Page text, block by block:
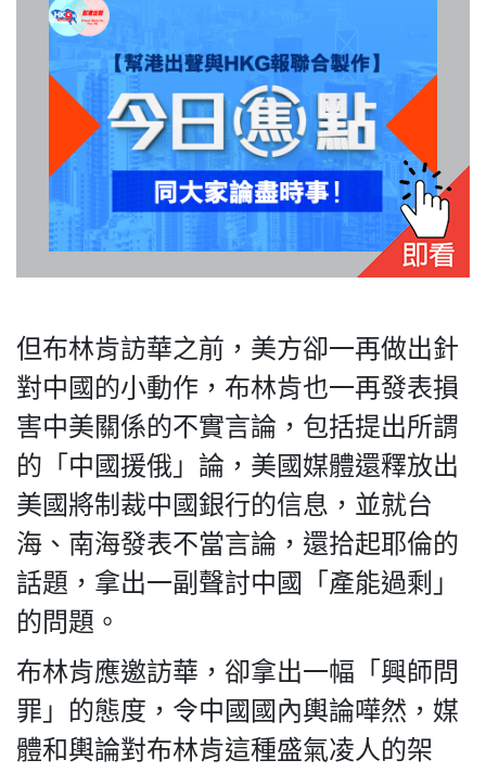
但布林肯訪華之前，美方卻一再做出針
對中國的小動作，布林肯也一再發表損
害中美關係的不實言論，包括提出所謂
的「中國援俄」論，美國媒體還釋放出
美國將制裁中國銀行的信息，並就台
海、南海發表不當言論，還拾起耶倫的
話題，拿出一副聲討中國「產能過剩」
的問題。
布林肯應邀訪華，卻拿出一幅「興師問
罪」的態度，令中國國內輿論嘩然，媒
體和輿論對布林肯這種盛氣凌人的架